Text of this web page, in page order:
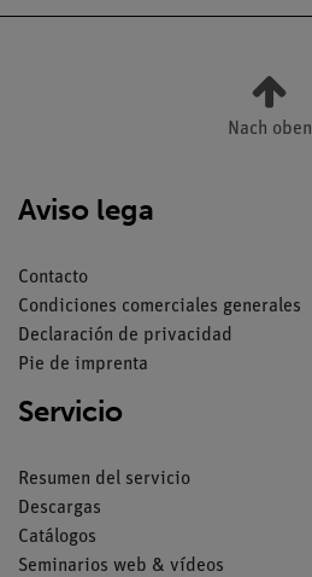
Nach oben
Aviso lega
Contacto
Condiciones comerciales generales
Declaración de privacidad
Pie de imprenta
Servicio
Resumen del servicio
Descargas
Catálogos
Seminarios web & vídeos